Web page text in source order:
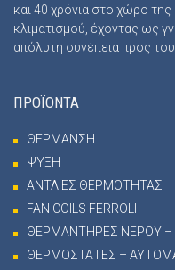
και 40 χρόνια στο χώρο
κλιματισμού, έχοντας ως
απόλυτη συνέπεια προς
ΠΡΟΪΟΝΤΑ
ΘΕΡΜΑΝΣΗ
ΨΥΞΗ
ΑΝΤΛΙΕΣ ΘΕΡΜΟΤΗΤΑΣ
FAN COILS FERROLI
ΘΕΡΜΑΝΤΗΡΕΣ ΝΕΡΟΥ –
ΘΕΡΜΟΣΤΑΤΕΣ –